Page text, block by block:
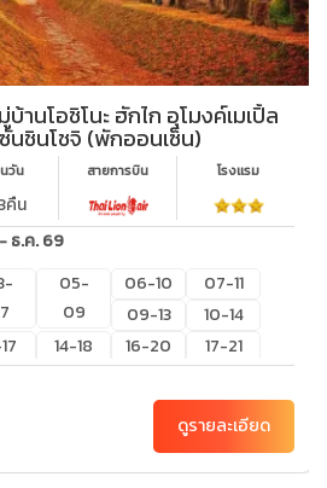
านโอชิโนะ ฮักไก อุโมงค์เมเปิ้ล
นชินโชจิ (พักออนเซ็น)
วัน
คืน
สายการบิน โรงเเรม
ธ.ค. 69
05-
09
06-10
07-11
09-13
10-14
14-18 16-20
17-21
28-01
29-
02
ดูรายละเอียด